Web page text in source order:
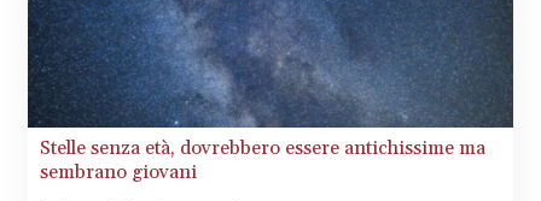
AOA
1060.156793
ARS
1727.958172
AUD 1.63908
AWG 2.081626
Stelle senza età, dovrebbero essere antichissime ma
sembrano giovani